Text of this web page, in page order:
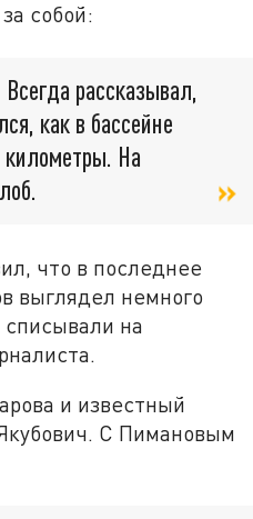
собой:
рассказывал,
как в бассейне
километры. На
что в последнее
выглядел немного
на
и известный
С Пимановым